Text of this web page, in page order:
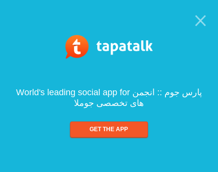
World's leading social app for پارس جوم :: انجمن
های تخصصی جوملا
GET THE APP